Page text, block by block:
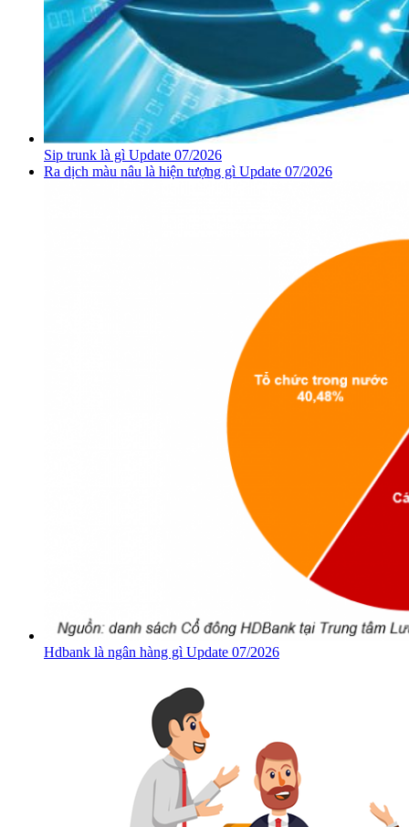
Sip trunk là gì Update 07/2026
Ra dịch màu nâu là hiện tượng gì Update 07/2026
Hdbank là ngân hàng gì Update 07/2026